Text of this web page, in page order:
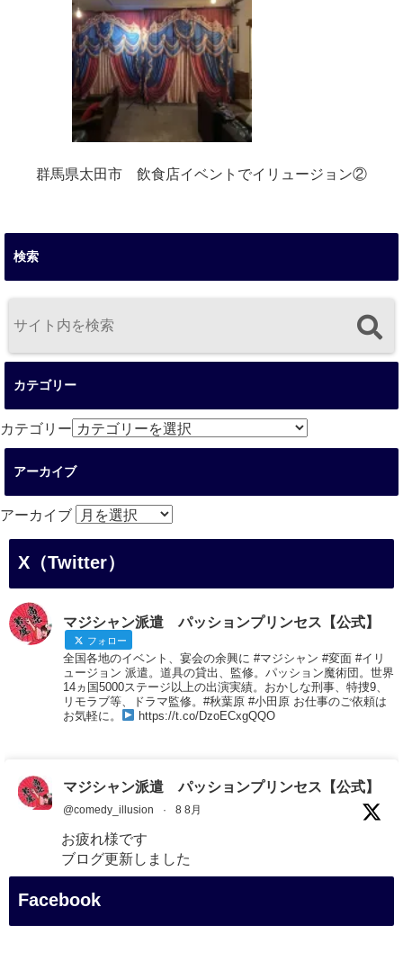
群馬県太田市 飲食店イベントでイリュージョン②
検索
カテゴリー
カテゴリー
アーカイブ
アーカイブ
X（Twitter）
マジシャン派遣 パッションプリンセス【公式】
フォロー
全国各地のイベント、宴会の余興に #マジシャン #変面 #イリ
ュージョン 派遣。道具の貸出、監修。パッション魔術団。世界
14ヵ国5000ステージ以上の出演実績。おかしな刑事、特捜9、
リモラブ等、ドラマ監修。#秋葉原 #小田原 お仕事のご依頼は
お気軽に。
https://t.co/DzoECxgQQO
マジシャン派遣 パッションプリンセス【公式】
@comedy_illusion · 8 8月
お疲れ様です
ブログ更新しました
「マジシャン和歌山旅 白浜町・白良湯」
Facebook